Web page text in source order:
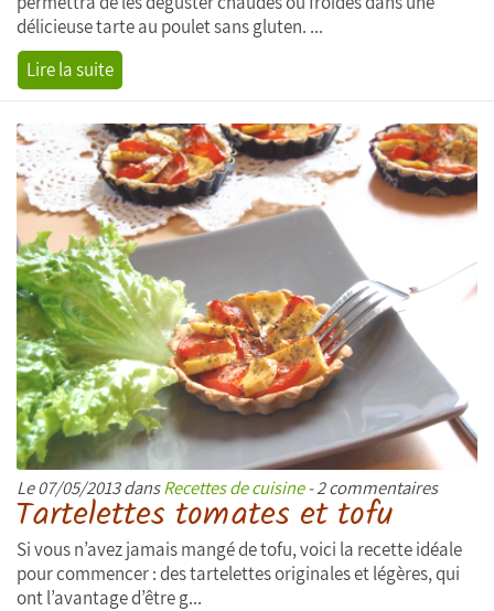
délicieuse tarte au poulet sans gluten. ...
Lire la suite
Le 07/05/2013 dansRecettes de cuisine- 2 commentaires
Tartelettes tomates et tofu
Si vous n’avez jamais mangé de tofu, voici la recette idéale
pour commencer : des tartelettes originales et légères, qui
ont l’avantage d’être g...